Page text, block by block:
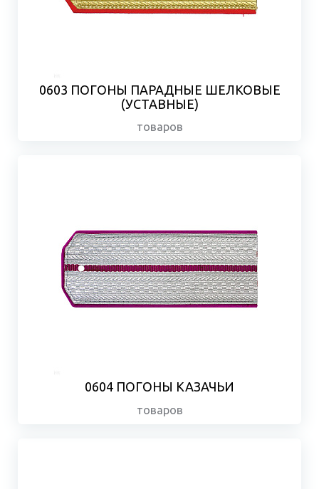
0603 ПОГОНЫ ПАРАДНЫЕ ШЕЛКОВЫЕ
(УСТАВНЫЕ)
товаров
0604 ПОГОНЫ КАЗАЧЬИ
товаров